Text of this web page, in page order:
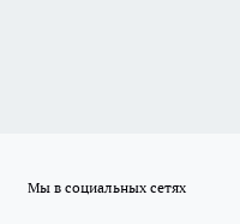
Мы в социальных сетях